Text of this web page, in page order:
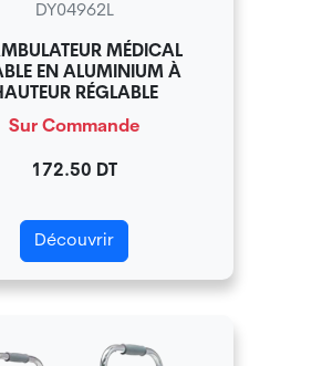
DY04962L
MÉDICAL
EN ALUMINIUM À
RÉGLABLE
Sur Commande
172.50 DT
Découvrir